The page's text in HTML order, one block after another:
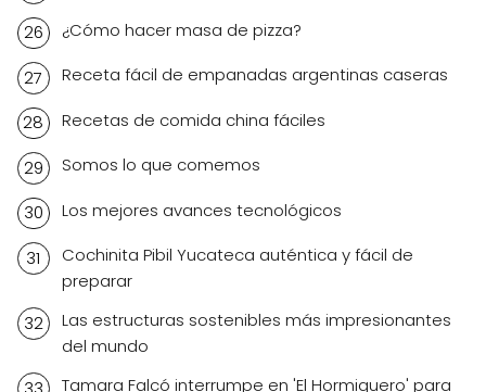
¿Cómo hacer masa de pizza?
Receta fácil de empanadas argentinas caseras
Recetas de comida china fáciles
Somos lo que comemos
Los mejores avances tecnológicos
Cochinita Pibil Yucateca auténtica y fácil de
preparar
Las estructuras sostenibles más impresionantes
del mundo
Tamara Falcó interrumpe en 'El Hormiguero' para